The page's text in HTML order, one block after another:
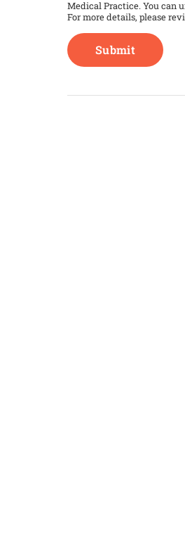
Medical Practice. You can
For more details, please